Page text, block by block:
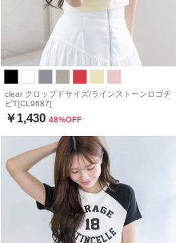
clear クロップドサイズ/ラインストーンロゴチ
ビT[CL9687]
￥1,430 48%OFF